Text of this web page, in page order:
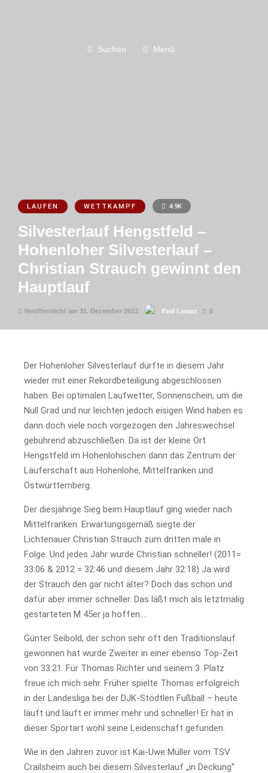
Suchen Menü
LAUFEN WETTKAMPF 4.9K
Silvesterlauf Hengstfeld –
Hohenloher Silvesterlauf –
Christian Strauch gewinnt den
Hauptlauf
Veröffentlicht am 31. Dezember 2013 Paul Launer 0
Der Hohenloher Silvesterlauf dürfte in diesem Jahr
wieder mit einer Rekordbeteiligung abgeschlossen
haben. Bei optimalen Laufwetter, Sonnenschein, um die
Null Grad und nur leichten jedoch eisigen Wind haben es
dann doch viele noch vorgezogen den Jahreswechsel
gebührend abzuschließen. Da ist der kleine Ort
Hengstfeld im Hohenlohischen dann das Zentrum der
Läuferschaft aus Hohenlohe, Mittelfranken und
Ostwürttemberg.
Der diesjährige Sieg beim Hauptlauf ging wieder nach
Mittelfranken. Erwartungsgemäß siegte der
Lichtenauer Christian Strauch zum dritten male in
Folge. Und jedes Jahr wurde Christian schneller! (2011=
33:06 & 2012 = 32:46 und diesem Jahr 32:18) Ja wird
der Strauch den gar nicht älter? Doch das schon und
dafür aber immer schneller. Das läßt mich als letztmalig
gestarteten M 45er ja hoffen….
Günter Seibold, der schon sehr oft den Traditionslauf
gewonnen hat wurde Zweiter in einer ebenso Top-Zeit
von 33:21. Für Thomas Richter und seinem 3. Platz
freue ich mich sehr. Früher spielte Thomas erfolgreich
in der Landesliga bei der DJK-Stödtlen Fußball – heute
läuft und läuft er immer mehr und schneller! Er hat in
dieser Sportart wohl seine Leidenschaft gefunden.
Wie in den Jahren zuvor ist Kai-Uwe Müller vom TSV
Crailsheim auch bei diesem Silvesterlauf „in Deckung“